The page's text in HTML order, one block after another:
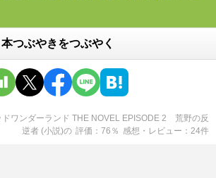
本つぶやきをつぶやく
ドワンダーランド THE NOVEL EPISODE 2 荒野の反
逆者 (小説)の 評価 76 ％ 感想・レビュー 24件